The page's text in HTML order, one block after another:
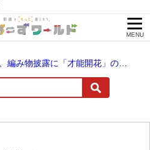
MENU
せいやのマネージャー、編み物披露に「才能開花」の予感